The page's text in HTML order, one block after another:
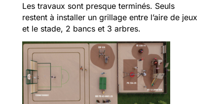
Les travaux sont presque terminés. Seuls
restent à installer un grillage entre l’aire de jeux
et le stade, 2 bancs et 3 arbres.